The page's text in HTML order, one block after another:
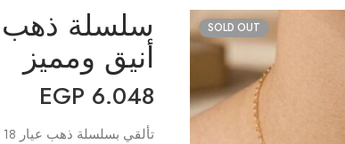
SOLD OUT
أنيق ومميز
6.048
EGP